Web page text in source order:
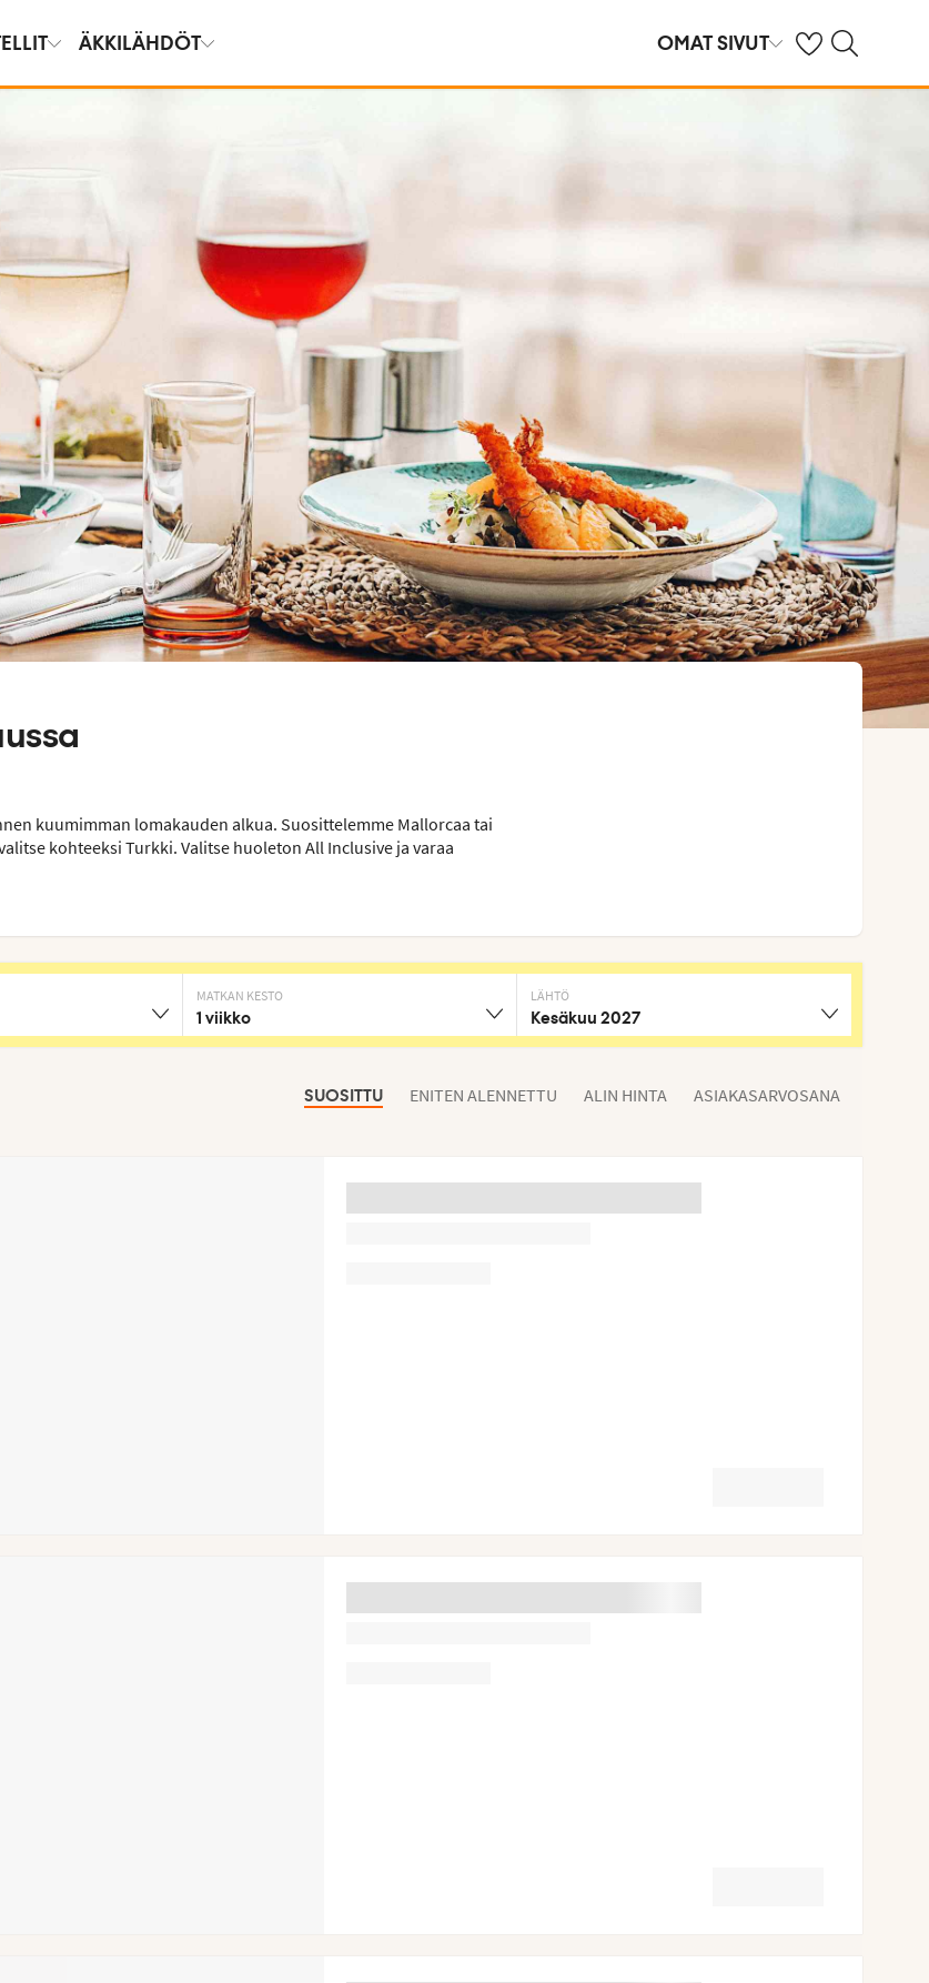
ÄKKILÄHDÖT OMAT SIVUT OmatHaku
kuumimman lomakauden alkua. Suosittelemme Mallorcaa tai
kohteeksi Turkki. Valitse huoleton All Inclusive ja varaa
MATKAN KESTO
1 viikko
LÄHTÖ
Kesäkuu 2027
SUOSITTU ENITEN ALENNETTU ALIN HINTA ASIAKASARVOSANA